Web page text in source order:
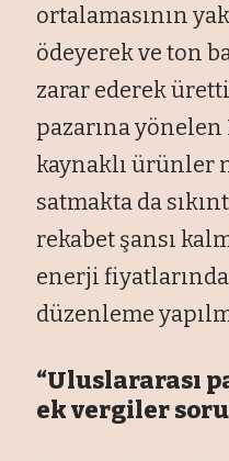
ortalamasının
ödeyerek ve ton
zarar ederek
pazarına
kaynaklı ürünler
satmakta da
rekabet şansı
enerji
düzenleme
“Uluslararası
ek vergiler